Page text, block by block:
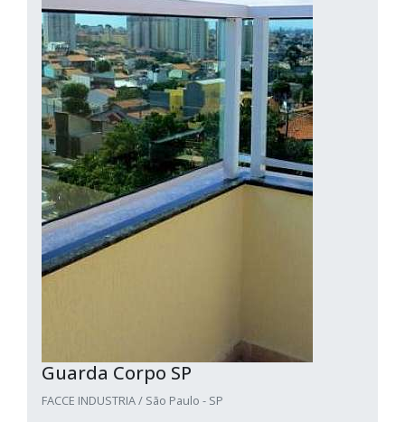
Guarda Corpo SP
FACCE INDUSTRIA / São Paulo - SP